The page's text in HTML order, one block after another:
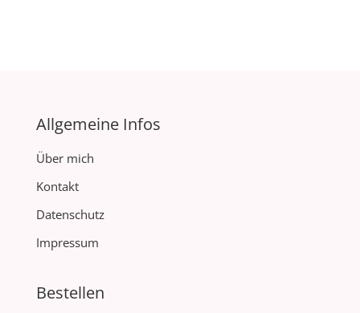
Allgemeine Infos
Über mich
Kontakt
Datenschutz
Impressum
Bestellen